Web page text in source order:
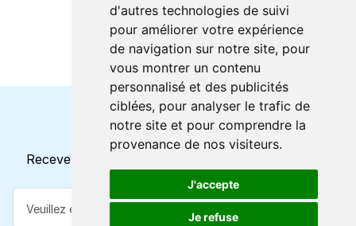
d'autres technologies de suivi
pour améliorer votre expérience
de navigation sur notre site, pour
vous montrer un contenu
personnalisé et des publicités
ciblées, pour analyser le trafic de
notre site et pour comprendre la
provenance de nos visiteurs.
J'accepte
Je refuse
Horaires et offres actuels
Recevez toutes les mises à jour dans votre e-mail